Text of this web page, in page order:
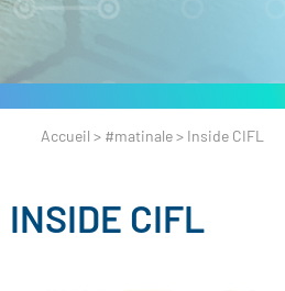
Accueil > #matinale > Inside CIFL
INSIDE CIFL